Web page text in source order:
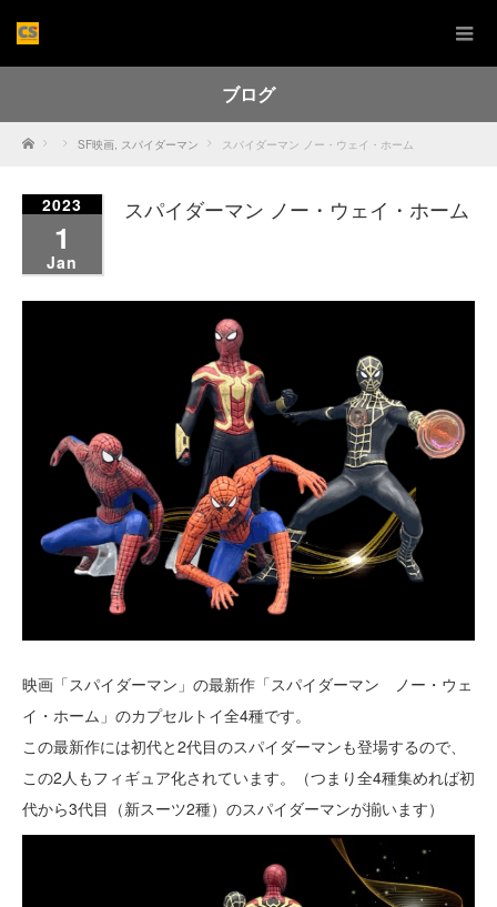
ブログ
Home SF映画, スパイダーマン スパイダーマン ノー・ウェイ・ホーム
2023
1
Jan
スパイダーマン ノー・ウェイ・ホーム
映画「スパイダーマン」の最新作「スパイダーマン ノー・ウェ
イ・ホーム」のカプセルトイ全4種です。
この最新作には初代と2代目のスパイダーマンも登場するので、
この2人もフィギュア化されています。（つまり全4種集めれば初
代から3代目（新スーツ2種）のスパイダーマンが揃います）